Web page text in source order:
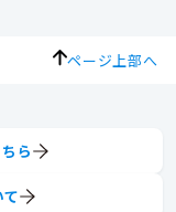
ページ上部へ
ら
て